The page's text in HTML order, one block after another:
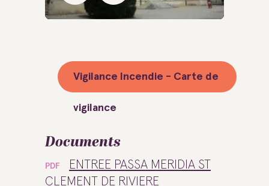
Vigilance Incendie - Carte de
vigilance
Documents
PDF
ENTREE PASSA MERIDIA ST
CLEMENT DE RIVIERE